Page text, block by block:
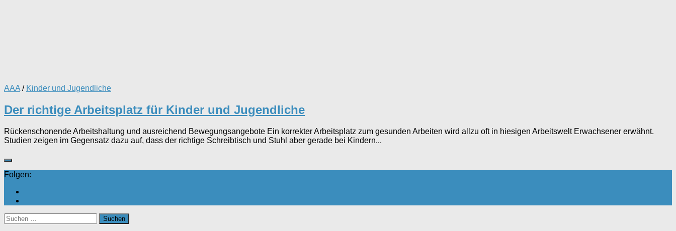
AAA / Kinder und Jugendliche
Der richtige Arbeitsplatz für Kinder und Jugendliche
Rückenschonende Arbeitshaltung und ausreichend Bewegungsangebote Ein korrekter Arbeitsplatz zum gesunden Arbeiten wird allzu oft in hiesigen Arbeitswelt Erwachsener erwähnt.
Studien zeigen im Gegensatz dazu auf, dass der richtige Schreibtisch und Stuhl aber gerade bei Kindern...
Folgen:
Suchen
nach: